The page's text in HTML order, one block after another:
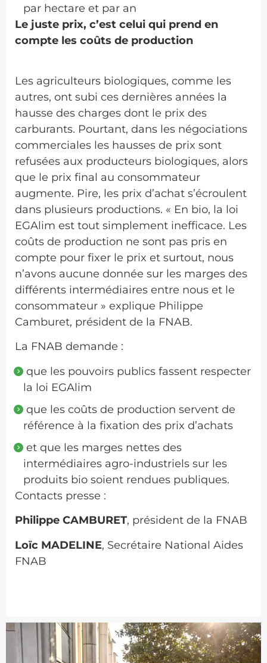
par hectare et par an
Le juste prix, c’est celui qui prend en
compte les coûts de production
Les agriculteurs biologiques, comme les
autres, ont subi ces dernières années la
hausse des charges dont le prix des
carburants. Pourtant, dans les négociations
commerciales les hausses de prix sont
refusées aux producteurs biologiques, alors
que le prix final au consommateur
augmente. Pire, les prix d’achat s’écroulent
dans plusieurs productions. « En bio, la loi
EGAlim est tout simplement inefficace. Les
coûts de production ne sont pas pris en
compte pour fixer le prix et surtout, nous
n’avons aucune donnée sur les marges des
différents intermédiaires entre nous et le
consommateur » explique Philippe
Camburet, président de la FNAB.
La FNAB demande :
que les pouvoirs publics fassent respecter
la loi EGAlim
que les coûts de production servent de
référence à la fixation des prix d’achats
et que les marges nettes des
intermédiaires agro-industriels sur les
produits bio soient rendues publiques.
Contacts presse :
Philippe CAMBURET, président de la FNAB
Loïc MADELINE, Secrétaire National Aides
FNAB